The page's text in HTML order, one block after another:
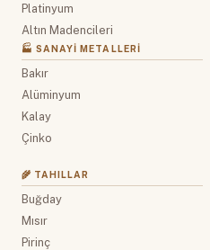
Platinyum
Altın Madencileri
🏭 SANAYI METALLERI
Bakır
Alüminyum
Kalay
Çinko
🌾 TAHILLAR
Buğday
Mısır
Pirinç